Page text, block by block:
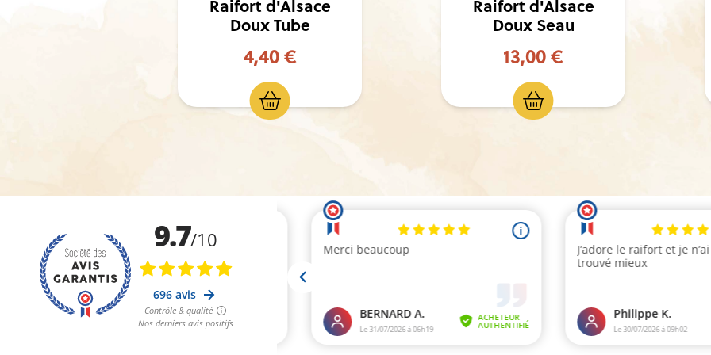
Raifort d'Alsace
Doux Seau
13,00 €
Doux
Mignonnette
2,30 €